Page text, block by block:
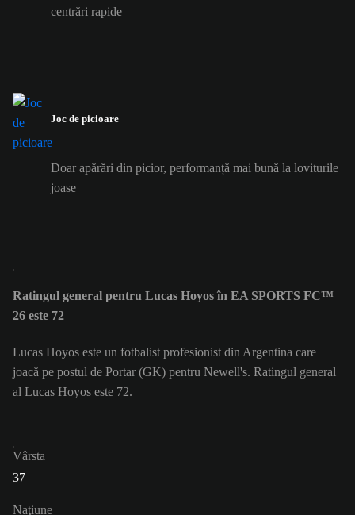
centrări rapide
Joc de picioare
Doar apărări din picior, performanță mai bună la loviturile
joase
Ratingul general pentru Lucas Hoyos în EA SPORTS FC™
26 este 72
Lucas Hoyos este un fotbalist profesionist din Argentina care
joacă pe postul de Portar (GK) pentru Newell's. Ratingul general
al Lucas Hoyos este 72.
Vârsta
37
Naţiune